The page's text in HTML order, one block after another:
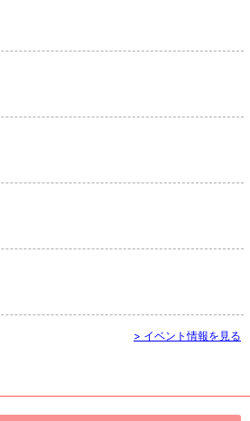
> イベント情報を見る